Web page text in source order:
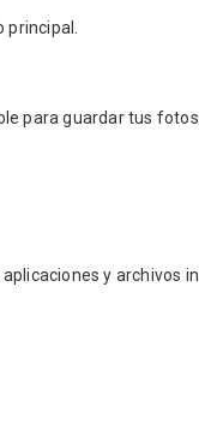
para guardar tus
y archivos